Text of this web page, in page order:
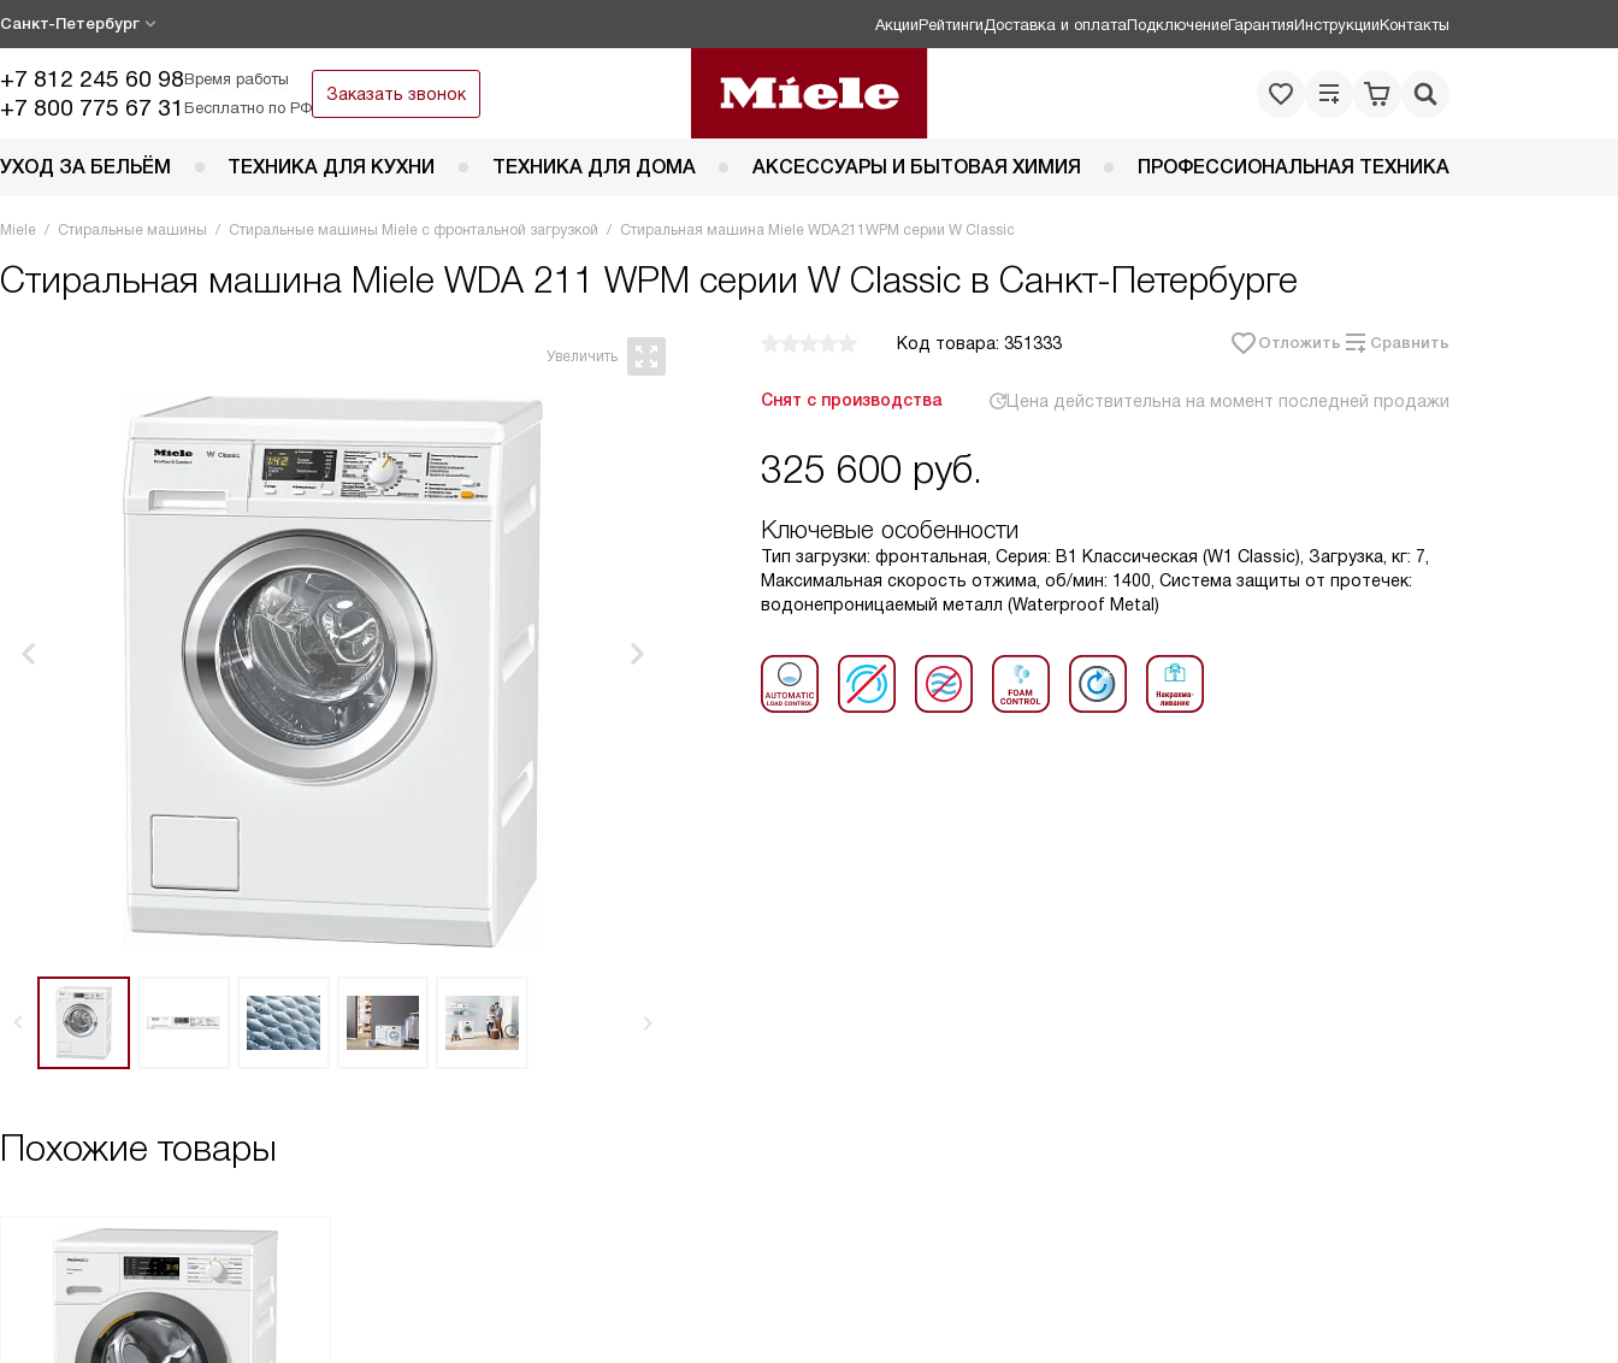
Санкт-Петербург АкцииРейтинги Доставка и оплатаПодключениеГарантияИнструкцииКонтакты
+7 812 245 60 98Время работы
+7 800 775 67 31 Бесплатно по РФ
Заказать звонок
УХОД ЗА БЕЛЬЁМ ТЕХНИКА ДЛЯ КУХНИ ТЕХНИКА ДЛЯ ДОМА АКСЕССУАРЫ И БЫТОВАЯ ХИМИЯ ПРОФЕССИОНАЛЬНАЯ ТЕХНИКА
Miele Стиральные машины Стиральные машины Miele с фронтальной загрузкой Стиральная машина Miele WDA211WPM серии W Classic
Стиральная машина Miele WDA 211 WPM серии W Classic в Санкт-Петербурге
Код товара: 351333 Отложить Сравнить
Снят с производства Цена действительна на момент последней продажи
325 600 руб.
Ключевые особенности
Тип загрузки: фронтальная, Серия: В1 Классическая (W1 Classic), Загрузка, кг: 7,
Максимальная скорость отжима, об/мин: 1400, Система защиты от протечек:
водонепроницаемый металл (Waterproof Metal)
Похожие товары